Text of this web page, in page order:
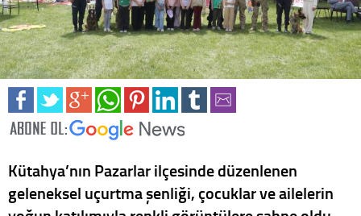
Kütahya’nın Pazarlar ilçesinde düzenlenen
geleneksel uçurtma şenliği, çocuklar ve ailelerin